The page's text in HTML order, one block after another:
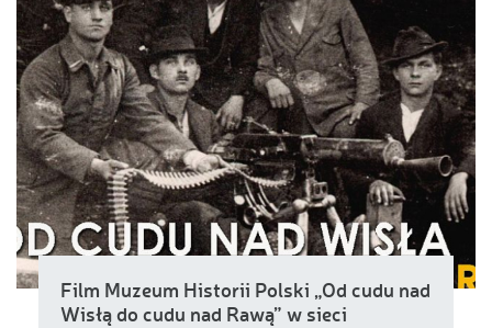
Film Muzeum Historii Polski „Od cudu nad
Wisłą do cudu nad Rawą” w sieci